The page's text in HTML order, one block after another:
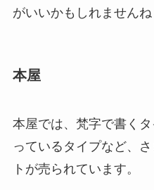
がいいかもしれませんね
本屋
本屋では、梵字で書く
っているタイプなど、
トが売られています。